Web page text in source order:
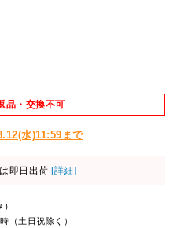
品・交換不可
水)11:59まで
即日出荷 [詳細]
（土日祝除く）